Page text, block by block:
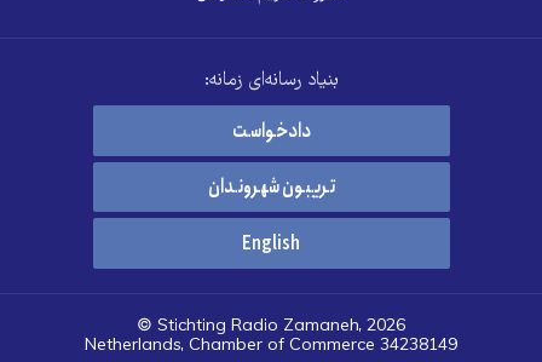
بنیاد رسانه‌ای زمانه:
دادخواست
تریبون شهروندان
English
© Stichting Radio Zamaneh, 2026
Netherlands, Chamber of Commerce 34238149